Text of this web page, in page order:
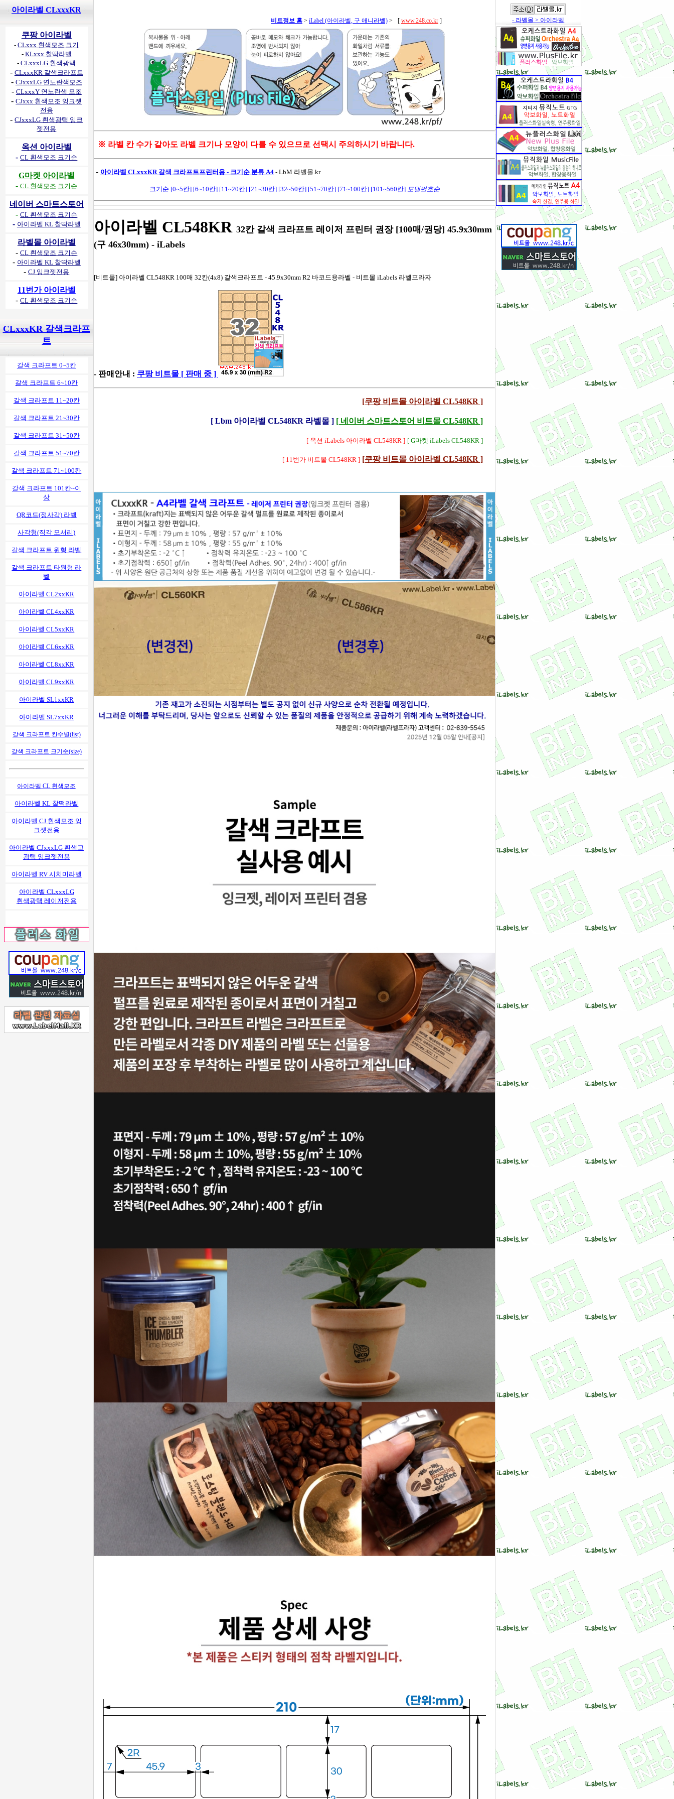
아이라벨 CLxxxKR
쿠팡 아이라벨
-CLxxx 흰색모조 크기
- KLxxx 찰딱라벨
-CLxxxLG 흰색광택
- CLxxxKR 갈색크라프트
- CJxxxLG 연노란색모조
- CLxxxY 연노란색 모조
-CJxxx 흰색모조 잉크젯
전용
-CJxxxLG 흰색광택 잉크
젯전용
옥션 아이라벨
-CL 흰색모조 크기순
G마켓 아이라벨
-CL 흰색모조 크기순
네이버 스마트스토어
-CL 흰색모조 크기순
- 아이라벨 KL 찰딱라벨
라벨몰 아이라벨
-CL 흰색모조 크기순
- 아이라벨 KL 찰딱라벨
-CJ 잉크젯전용
11번가 아이라벨
-CL 흰색모조 크기순
CLxxxKR 갈색크라프
트
갈색 크라프트 0~5칸
갈색 크라프트 6~10칸
갈색 크라프트 11~20칸
갈색 크라프트 21~30칸
갈색 크라프트 31~50칸
갈색 크라프트 51~70칸
갈색 크라프트 71~100칸
갈색 크라프트 101칸~이
상
QR코드(정사각) 라벨
사각형(직각 모서리)
갈색 크라프트 원형 라벨
갈색 크라프트 타원형 라
벨
아이라벨 CL2xxKR
아이라벨 CL4xxKR
아이라벨 CL5xxKR
아이라벨 CL6xxKR
아이라벨 CL8xxKR
아이라벨 CL9xxKR
아이라벨 SL1xxKR
아이라벨 SL7xxKR
갈색 크라프트 칸수별(list)
갈색 크라프트 크기순(size)
아이라벨 CL 흰색모조
아이라벨 KL 찰떡라벨
아이라벨 CJ 흰색모조 잉
크젯전용
아이라벨 CJxxxLG 흰색고
광택 잉크젯전용
아이라벨 RV 시치미라벨
아이라벨 CLxxxLG
흰색광택 레이저전용
비트정보 홈 > iLabel (아이라벨, 구 애니라벨) > [ www.248.co.kr ]
※ 라벨 칸 수가 같아도 라벨 크기나 모양이 다를 수 있으므로 선택시 주의하시기 바랍니다.
- 아이라벨 CLxxxKR 갈색 크라프트프린터용 - 크기순 분류 A4 - LbM 라벨몰.kr
크기순 [0~5칸] [6~10칸] [11~20칸] [21~30칸] [32~50칸] [51~70칸] [71~100칸] [101~560칸] 모델번호순
아이라벨 CL548KR 32칸 갈색 크라프트 레이저 프린터 권장 [100매/권당] 45.9x30mm
(구 46x30mm) - iLabels
[비트몰] 아이라벨 CL548KR 100매 32칸(4x8) 갈색크라프트 - 45.9x30mm R2 바코드용라벨 - 비트몰 iLabels 라벨프라자
- 판매안내 : 쿠팡 비트몰 [ 판매 중 ]
[쿠팡 비트몰 아이라벨 CL548KR ]
[ Lbm 아이라벨 CL548KR 라벨몰 ] [ 네이버 스마트스토어 비트몰 CL548KR ]
[ 옥션 iLabels 아이라벨 CL548KR ] [ G마켓 iLabels CL548KR ]
[ 11번가 비트몰 CL548KR ] [쿠팡 비트몰 아이라벨 CL548KR ]
- 라벨몰 > 아이라벨